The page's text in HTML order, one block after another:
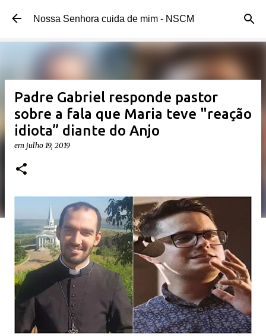
Pular para o conteúdo principal
Nossa Senhora cuida de mim - NSCM
Padre Gabriel responde pastor
sobre a fala que Maria teve "reação
idiota” diante do Anjo
em julho 19, 2019